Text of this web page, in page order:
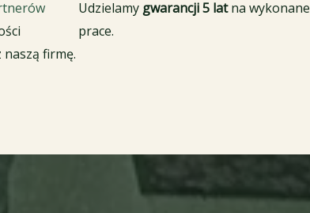
firmę.
Udzielamy gwarancji 5 latna wykonane
prace.